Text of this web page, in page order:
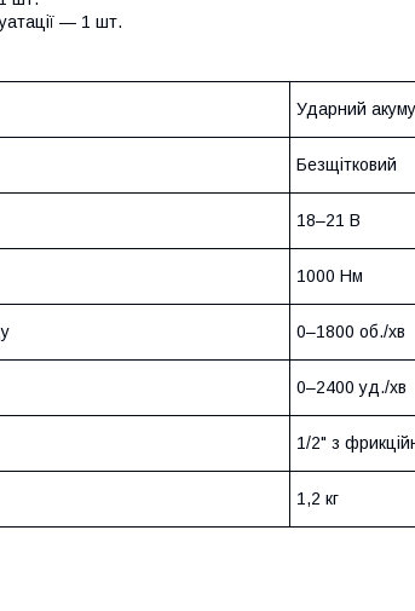
— 1 шт.
Ударний
Безщітковий
18–21 В
1000 Нм
0–1800 об./хв
0–2400 уд./хв
1/2" з
1,2 кг